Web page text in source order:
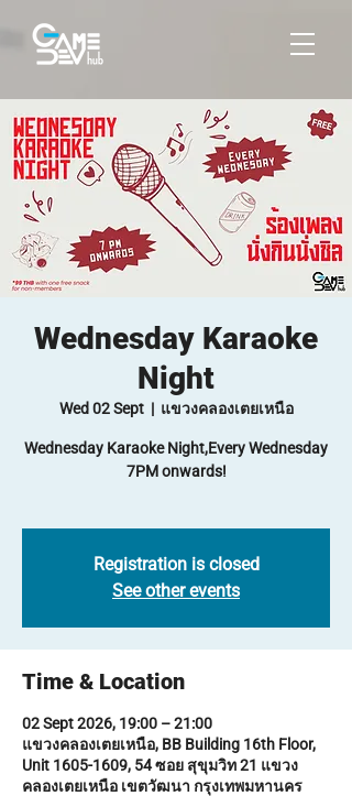
Wednesday Karaoke
Night
Wed 02 Sept
  |
แขวงคลองเตยเหนือ
Wednesday Karaoke Night,Every Wednesday
7PM onwards!
Registration is closed
See other events
Time & Location
02 Sept 2026, 19:00 – 21:00
แขวงคลองเตยเหนือ, BB Building 16th Floor,
Unit 1605-1609, 54 ซอย สุขุมวิท 21 แขวง
คลองเตยเหนือ เขตวัฒนา กรุงเทพมหานคร